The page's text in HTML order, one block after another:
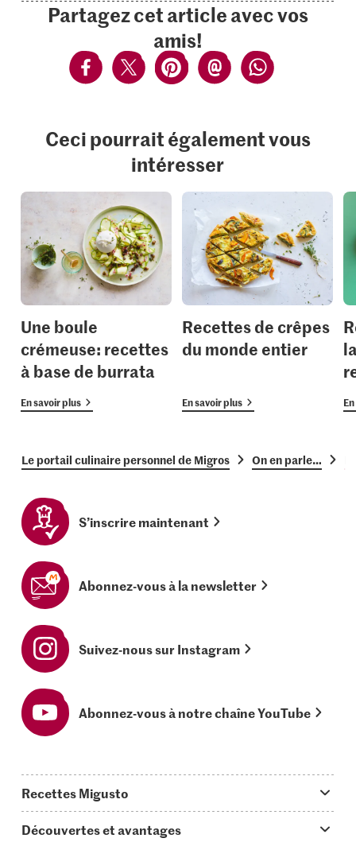
Partagez cet article avec vos
amis!
Ceci pourrait également vous
intéresser
Une boule
crémeuse: recettes
à base de burrata
En savoir plus
Recettes de crêpes
du monde entier
En savoir plus
Le portail culinaire personnel de Migros On en parle…
S’inscrire maintenant
Abonnez-vous à la newsletter
Suivez-nous sur Instagram
Abonnez-vous à notre chaîne YouTube
Recettes Migusto
Découvertes et avantages